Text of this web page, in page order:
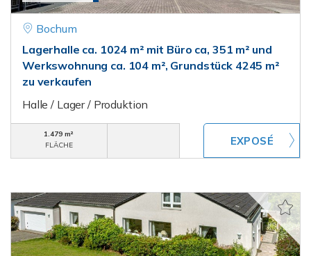
Bochum
Lagerhalle ca. 1024 m² mit Büro ca, 351 m² und
Werkswohnung ca. 104 m², Grundstück 4245 m²
zu verkaufen
Halle / Lager / Produktion
1.479 m²
FLÄCHE